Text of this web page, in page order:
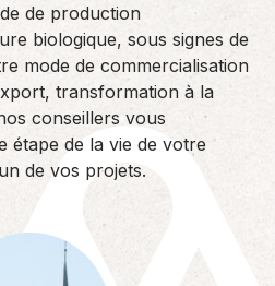
de production
biologique, sous signes de
mode de commercialisation
transformation à la
conseillers vous
étape de la vie de votre
de vos projets.